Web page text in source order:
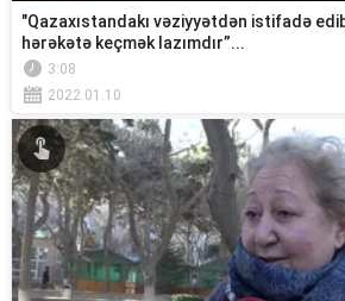
"Qazaxıstandakı vəziyyətdən istifadə
hərəkətə keçmək lazımdır”...
3:08
2022.01.10